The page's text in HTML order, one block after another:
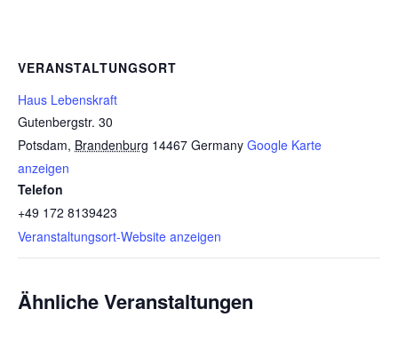
VERANSTALTUNGSORT
Haus Lebenskraft
Gutenbergstr. 30
Potsdam, Brandenburg 14467 Germany Google Karte
anzeigen
Telefon
+49 172 8139423
Veranstaltungsort-Website anzeigen
Ähnliche Veranstaltungen